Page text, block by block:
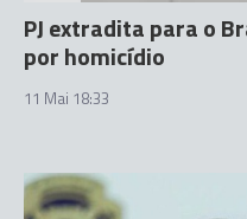
PJ extradita para o
por homicídio
11 Mai 18:33